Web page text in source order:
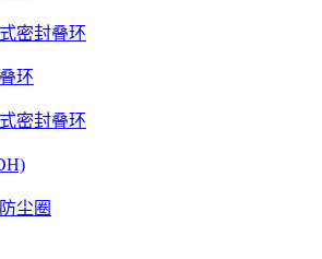
密封叠环
环
密封叠环
尘圈